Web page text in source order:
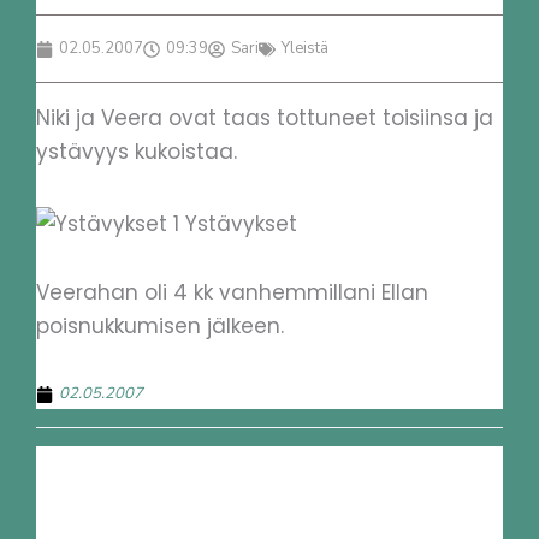
02.05.2007 09:39 Sari Yleistä
Niki ja Veera ovat taas tottuneet toisiinsa ja
ystävyys kukoistaa.
Veerahan oli 4 kk vanhemmillani Ellan
poisnukkumisen jälkeen.
02.05.2007